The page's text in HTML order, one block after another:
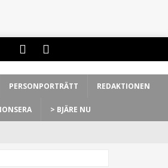
PERSONPORTRÄTT REDAKTIONEN
> BJÄRE NU